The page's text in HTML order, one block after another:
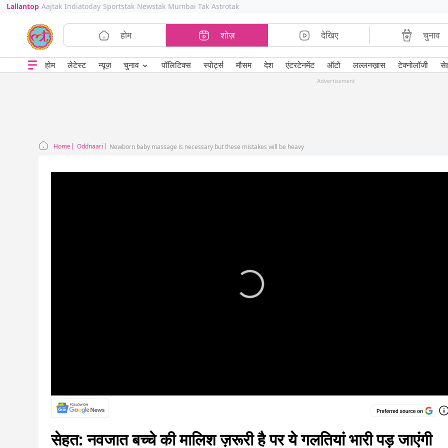
Lallantop Aajtak Indiatoday Sportstak Newstak Mumbai Tak Astrotak
होम शोज़ देखिए चुनाव
होम लेटेस्ट न्यूज़ चुनाव ⌄ पॉलिटिक्स स्पोर्ट्स मौसम देश एंटरटेनमेंट ऑटो लल्लनख़ास टेक्नोलॉजी
Advertisement
Home Oddnaari Newborn baby massage is necessary but these mistakes will be heavy
सेहत: नवजात बच्चे की मालिश ज़रूरी है पर ये गलतियां भारी पड़ जाएंगी